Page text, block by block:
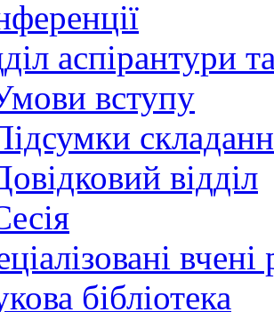
аспірантури
вступу
відділ
вчені
бібліотека